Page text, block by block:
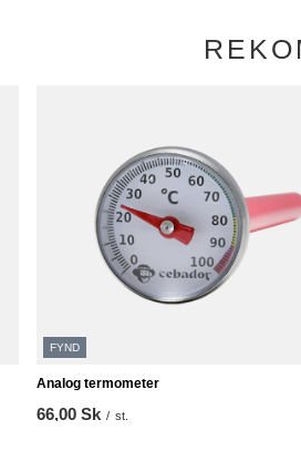
FYND
Analog termometer
66,00 Sk / st.